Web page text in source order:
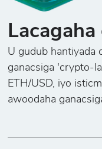
U gudub hantiyada
ganacsiga 'crypto-
ETH/USD, iyo
awoodaha